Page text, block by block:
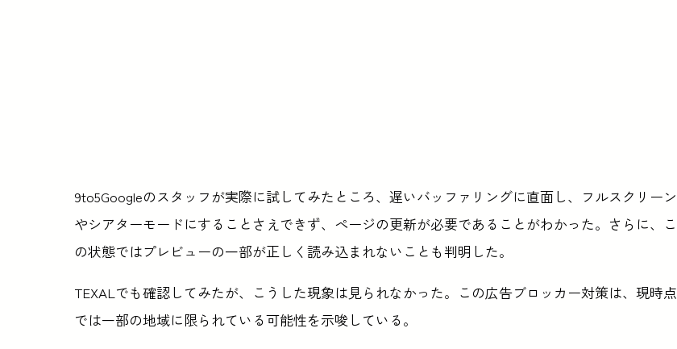
9to5Googleのスタッフが実際に試してみたところ、遅いバッファリングに直面し、フルスクリーン
やシアターモードにすることさえできず、ページの更新が必要であることがわかった。さらに、こ
の状態ではプレビューの一部が正しく読み込まれないことも判明した。
TEXALでも確認してみたが、こうした現象は見られなかった。この広告ブロッカー対策は、現時点
では一部の地域に限られている可能性を示唆している。